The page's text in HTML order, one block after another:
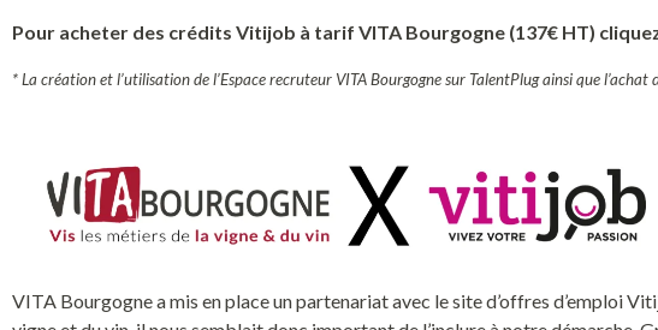
Pour acheter des crédits Vitijob à tarif VITA Bourgogne (137€ HT)
* La création et l’utilisation de l’Espace recruteur VITA Bourgogne sur TalentPlug ainsi que
VITA Bourgogne a mis en place un partenariat avec le site d’offres d’emploi